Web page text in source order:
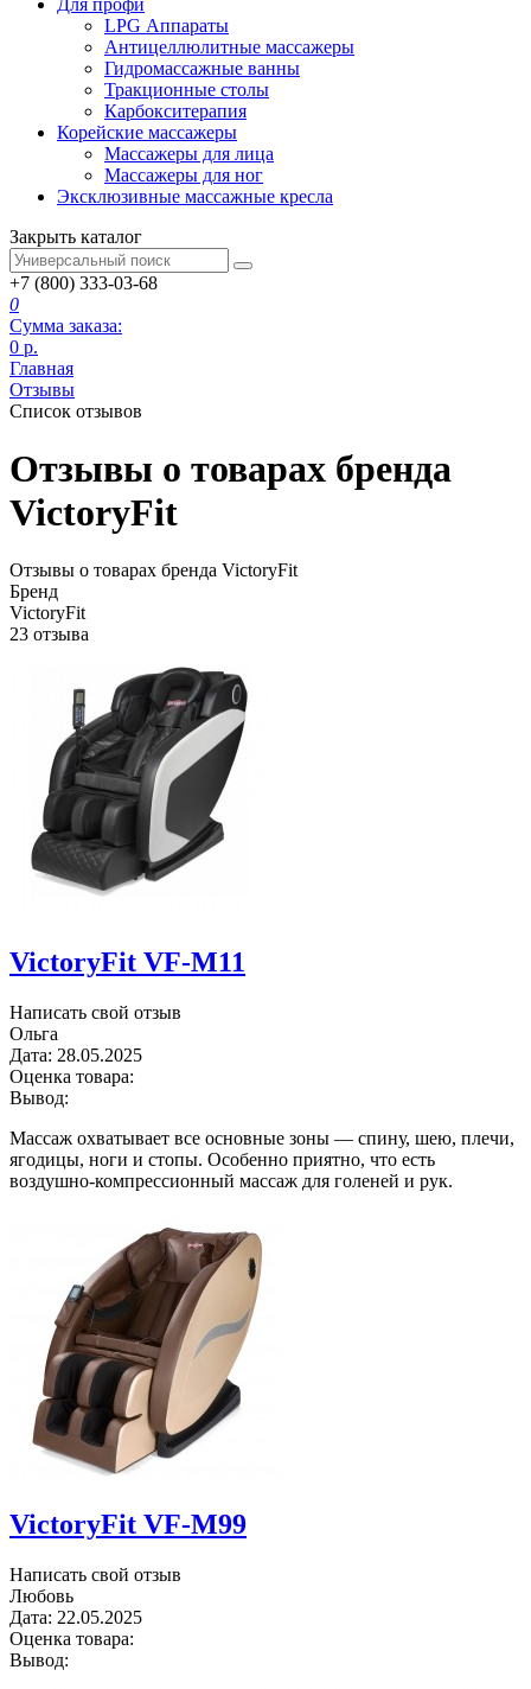
LPG Аппараты
Антицеллюлитные массажеры
Гидромассажные ванны
Тракционные столы
Карбокситерапия
Корейские массажеры
Массажеры для лица
Массажеры для ног
Эксклюзивные массажные кресла
Закрыть каталог
+7 (800) 333-03-68
0
Сумма заказа:
0 р.
Главная
Отзывы
Список отзывов
Отзывы о товарах бренда
VictoryFit
Отзывы о товарах бренда VictoryFit
Бренд
VictoryFit
23 отзыва
VictoryFit VF-M11
Написать свой отзыв
Ольга
Дата: 28.05.2025
Оценка товара:
Вывод:
Массаж охватывает все основные зоны — спину, шею, плечи,
ягодицы, ноги и стопы. Особенно приятно, что есть
воздушно-компрессионный массаж для голеней и рук.
VictoryFit VF-M99
Написать свой отзыв
Любовь
Дата: 22.05.2025
Оценка товара:
Вывод: